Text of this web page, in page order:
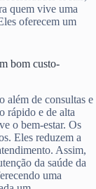
quem vive uma
oferecem um
bom custo-
além de consultas e
rápido e de alta
o bem-estar. Os
Eles reduzem a
Assim,
da saúde da
uma